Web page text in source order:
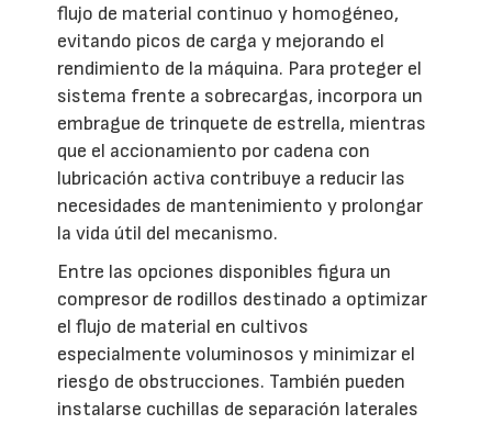
flujo de material continuo y homogéneo,
evitando picos de carga y mejorando el
rendimiento de la máquina. Para proteger el
sistema frente a sobrecargas, incorpora un
embrague de trinquete de estrella, mientras
que el accionamiento por cadena con
lubricación activa contribuye a reducir las
necesidades de mantenimiento y prolongar
la vida útil del mecanismo.
Entre las opciones disponibles figura un
compresor de rodillos destinado a optimizar
el flujo de material en cultivos
especialmente voluminosos y minimizar el
riesgo de obstrucciones. También pueden
instalarse cuchillas de separación laterales